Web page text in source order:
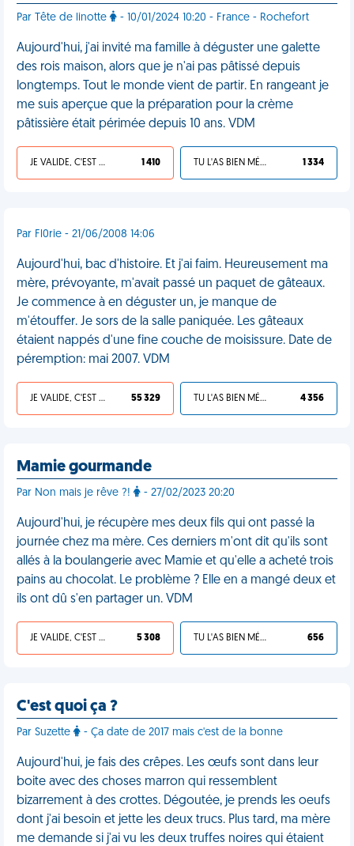
Par Tête de linotte - 10/01/2024 10:20 - France - Rochefort
Aujourd'hui, j'ai invité ma famille à déguster une galette
des rois maison, alors que je n'ai pas pâtissé depuis
longtemps. Tout le monde vient de partir. En rangeant je
me suis aperçue que la préparation pour la crème
pâtissière était périmée depuis 10 ans. VDM
JE VALIDE, C'EST UNE VDM 1 410 TU L'AS BIEN MÉRITÉ 1 334
Par Fl0rie - 21/06/2008 14:06
Aujourd'hui, bac d'histoire. Et j'ai faim. Heureusement ma
mère, prévoyante, m'avait passé un paquet de gâteaux.
Je commence à en déguster un, je manque de
m'étouffer. Je sors de la salle paniquée. Les gâteaux
étaient nappés d'une fine couche de moisissure. Date de
péremption: mai 2007. VDM
JE VALIDE, C'EST UNE VDM 55 329 TU L'AS BIEN MÉRITÉ 4 356
Mamie gourmande
Par Non mais je rêve ?! - 27/02/2023 20:20
Aujourd'hui, je récupère mes deux fils qui ont passé la
journée chez ma mère. Ces derniers m'ont dit qu'ils sont
allés à la boulangerie avec Mamie et qu'elle a acheté trois
pains au chocolat. Le problème ? Elle en a mangé deux et
ils ont dû s'en partager un. VDM
JE VALIDE, C'EST UNE VDM 5 308 TU L'AS BIEN MÉRITÉ 656
C'est quoi ça ?
Par Suzette - Ça date de 2017 mais c'est de la bonne
Aujourd'hui, je fais des crêpes. Les œufs sont dans leur
boite avec des choses marron qui ressemblent
bizarrement à des crottes. Dégoutée, je prends les oeufs
dont j'ai besoin et jette les deux trucs. Plus tard, ma mère
me demande si j'ai vu les deux truffes noires qui étaient